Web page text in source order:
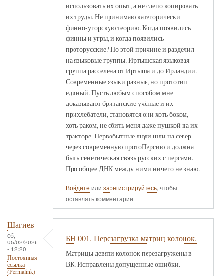
использовать их опыт, а не слепо копировать
их труды. Не принимаю категорически
финно-угорскую теорию. Когда появились
финны и угры, и когда появились
проторусские? По этой причине и разделил
на языковые группы. Иртышская языковая
группа расселена от Иртыша и до Ирландии.
Современные языки разные, но прототип
единый. Пусть любым способом мне
доказывают британские учёные и их
прихлебатели, становятся они хоть боком,
хоть раком, не сбить меня даже пушкой на их
тракторе. Первобытные люди шли на север
через современную протоПерсию и должна
быть генетическая связь русских с персами.
Про общее ДНК между ними ничего не знаю.
Войдите или зарегистрируйтесь, чтобы
оставлять комментарии
Шагиев
сб,
05/02/2026
- 12:20
Постоянная
ссылка
(Permalink)
БН 001. Перезагрузка матриц колонок.
Матрицы девяти колонок перезагружены в
ВК. Исправлены допущенные ошибки.